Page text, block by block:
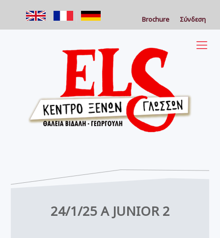
Brochure Σύνδεση
24/1/25 A JUNIOR 2